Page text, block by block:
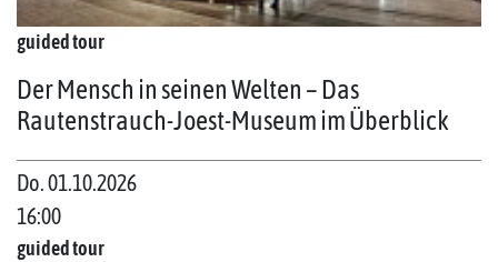
guided tour
Der Mensch in seinen Welten – Das
Rautenstrauch-Joest-Museum im Überblick
Do. 01.10.2026
16:00
guided tour